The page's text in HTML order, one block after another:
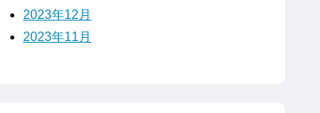
2023年12月
2023年11月